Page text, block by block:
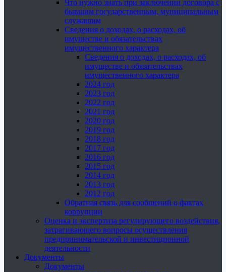
Что нужно знать при заключении договора с
бывшим государственным, муниципальным
служащим
Сведения о доходах, о расходах, об
имуществе и обязательствах
имущественного характера
Сведения о доходах, о расходах, об
имуществе и обязательствах
имущественного характера
2024 год
2023 год
2022 год
2021 год
2020 год
2019 год
2018 год
2017 год
2016 год
2015 год
2014 год
2013 год
2012 год
Обратная связь для сообщений о фактах
коррупции
Оценка и экспертиза регулирующего воздействия,
затрагивающего вопросы осуществления
предпринимательской и инвестиционной
деятельности
Документы
Документы